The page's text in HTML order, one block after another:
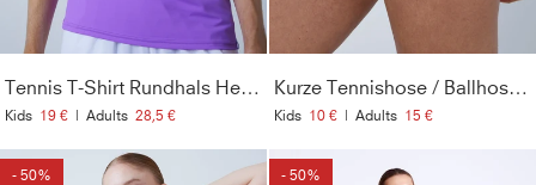
Tennis T-Shirt Rundhals Herren & Jungen, lila
Kids 19 € | Adults 28,5 €
Kurze Tennishose / Ballhose, lila
Kids 10 € | Adults 15 €
- 50% - 50%